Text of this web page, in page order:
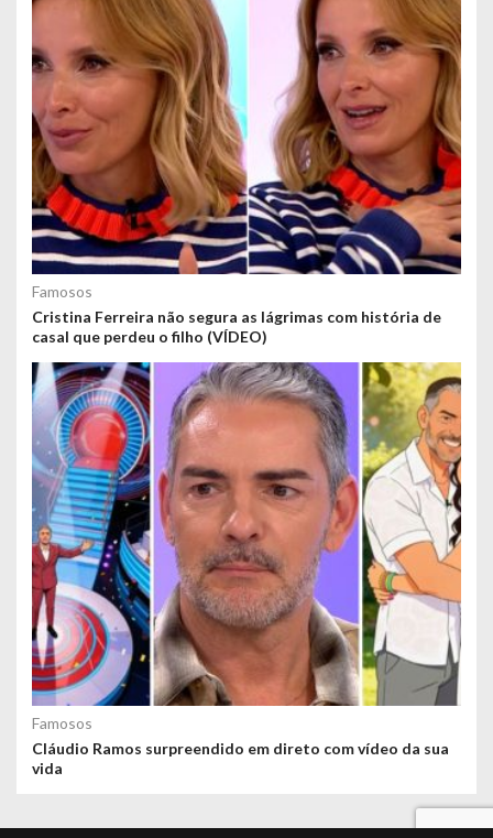
Famosos
Cristina Ferreira não segura as lágrimas com história de
casal que perdeu o filho (VÍDEO)
Famosos
Cláudio Ramos surpreendido em direto com vídeo da sua
vida